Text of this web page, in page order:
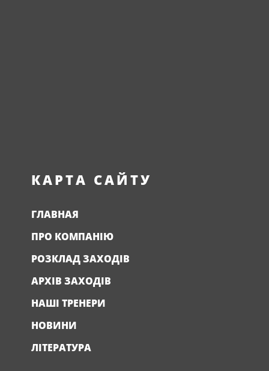
КАРТА САЙТУ
ГЛАВНАЯ
ПРО КОМПАНІЮ
РОЗКЛАД ЗАХОДІВ
АРХІВ ЗАХОДІВ
НАШІ ТРЕНЕРИ
НОВИНИ
ЛІТЕРАТУРА